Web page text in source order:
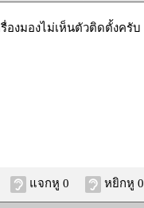
องมองไม่เห็นตัวติดตั้งครับ
หยิกหู 0
แจกหู 0